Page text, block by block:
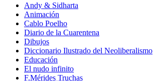
Andy & Sidharta
Animación
Cablo Poelho
Diario de la Cuarentena
Dibujos
Diccionario Ilustrado del Neoliberalismo
Educación
El nudo infinito
F.Mérides Truchas